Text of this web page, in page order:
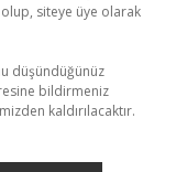
siteye üye olarak
düşündüğünüz
bildirmeniz
kaldırılacaktır.